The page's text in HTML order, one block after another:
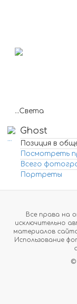
...Света
Ghost
Позиция в
Посмотреть
Всего
Портреты
Все права на
исключительно
материалов
Использование
©